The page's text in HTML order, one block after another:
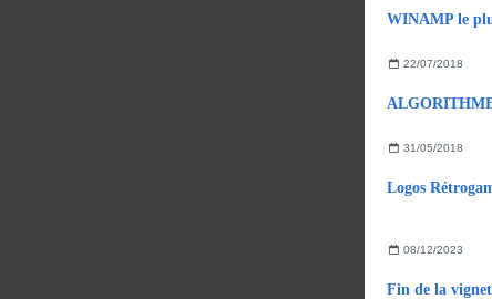
22/07/2018
31/05/2018
Logos
08/12/2023